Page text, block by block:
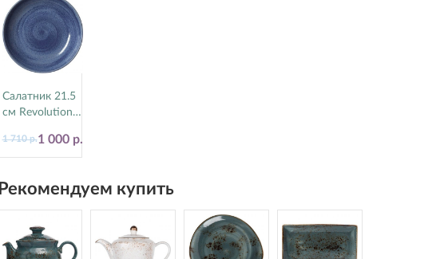
Салатник 21.5
см Revolution
Steelite
(Стилайт)
1 000 р.
1 710 р.
Рекомендуем купить